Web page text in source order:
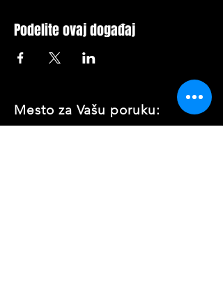
Podelite ovaj događaj
Mesto za Vašu poruku: